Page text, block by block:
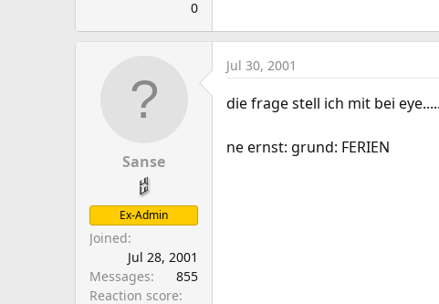
0
Sanse
Ex-Admin
Joined
Jul 28, 2001
Messages
855
Reaction score
Jul 30, 2001
die frage stell ich mit bei
ne ernst: grund: FERIEN